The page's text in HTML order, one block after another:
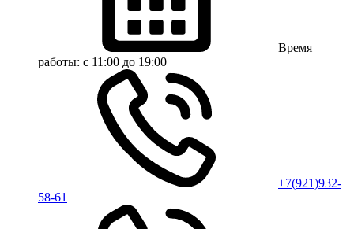
Время
работы: с 11:00 до 19:00
+7(921)932-
58-61